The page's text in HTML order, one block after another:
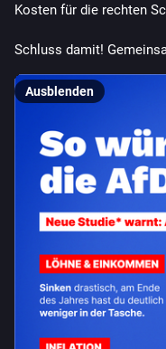
Kosten für die rechten
Schluss damit!
Ausblenden